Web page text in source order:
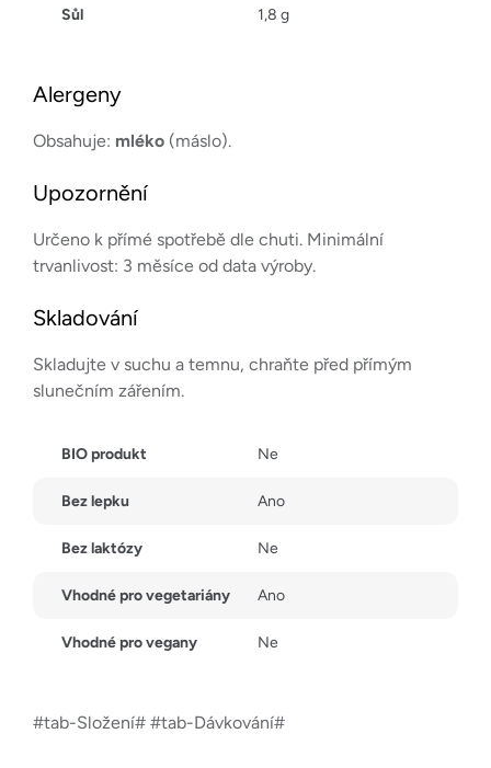
Sůl 1,8 g
Alergeny
Obsahuje: mléko (máslo).
Upozornění
Určeno k přímé spotřebě dle chuti. Minimální
trvanlivost: 3 měsíce od data výroby.
Skladování
Skladujte v suchu a temnu, chraňte před přímým
slunečním zářením.
BIO produkt Ne
Bez lepku Ano
Bez laktózy Ne
Vhodné pro vegetariány Ano
Vhodné pro vegany Ne
#tab-Složení# #tab-Dávkování#